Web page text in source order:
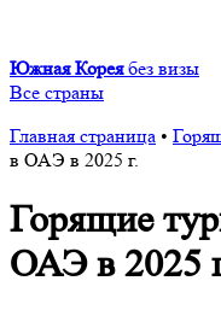
Южная Корея без визы
Все страны
Главная страница •
в ОАЭ в 2025 г.
Горящие
ОАЭ в 2025